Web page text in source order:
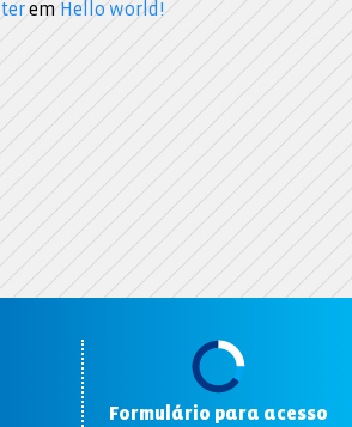
em Hello world!
Formulário para acesso